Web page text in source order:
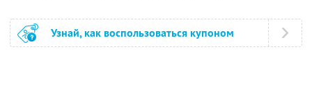
Узнай, как воспользоваться купоном